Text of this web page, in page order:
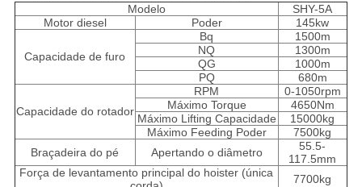
Modelo
SHY-5A
Motor diesel
Poder 145kw
Capacidade de furo
Bq
1500m
NQ
1300m
QG
1000m
PQ
680m
Capacidade do rotador
RPM
0-1050rpm
Máximo Torque
4650Nm
Máximo Lifting Capacidade
15000kg
Máximo Feeding Poder
7500kg
Braçadeira do pé
Apertando o diâmetro
55.5-
117.5mm
Força de levantamento principal do hoister (única
7700kg